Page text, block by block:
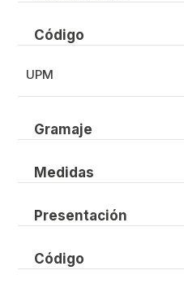
Código
UPM
Gramaje
Medidas
Presentación
Código